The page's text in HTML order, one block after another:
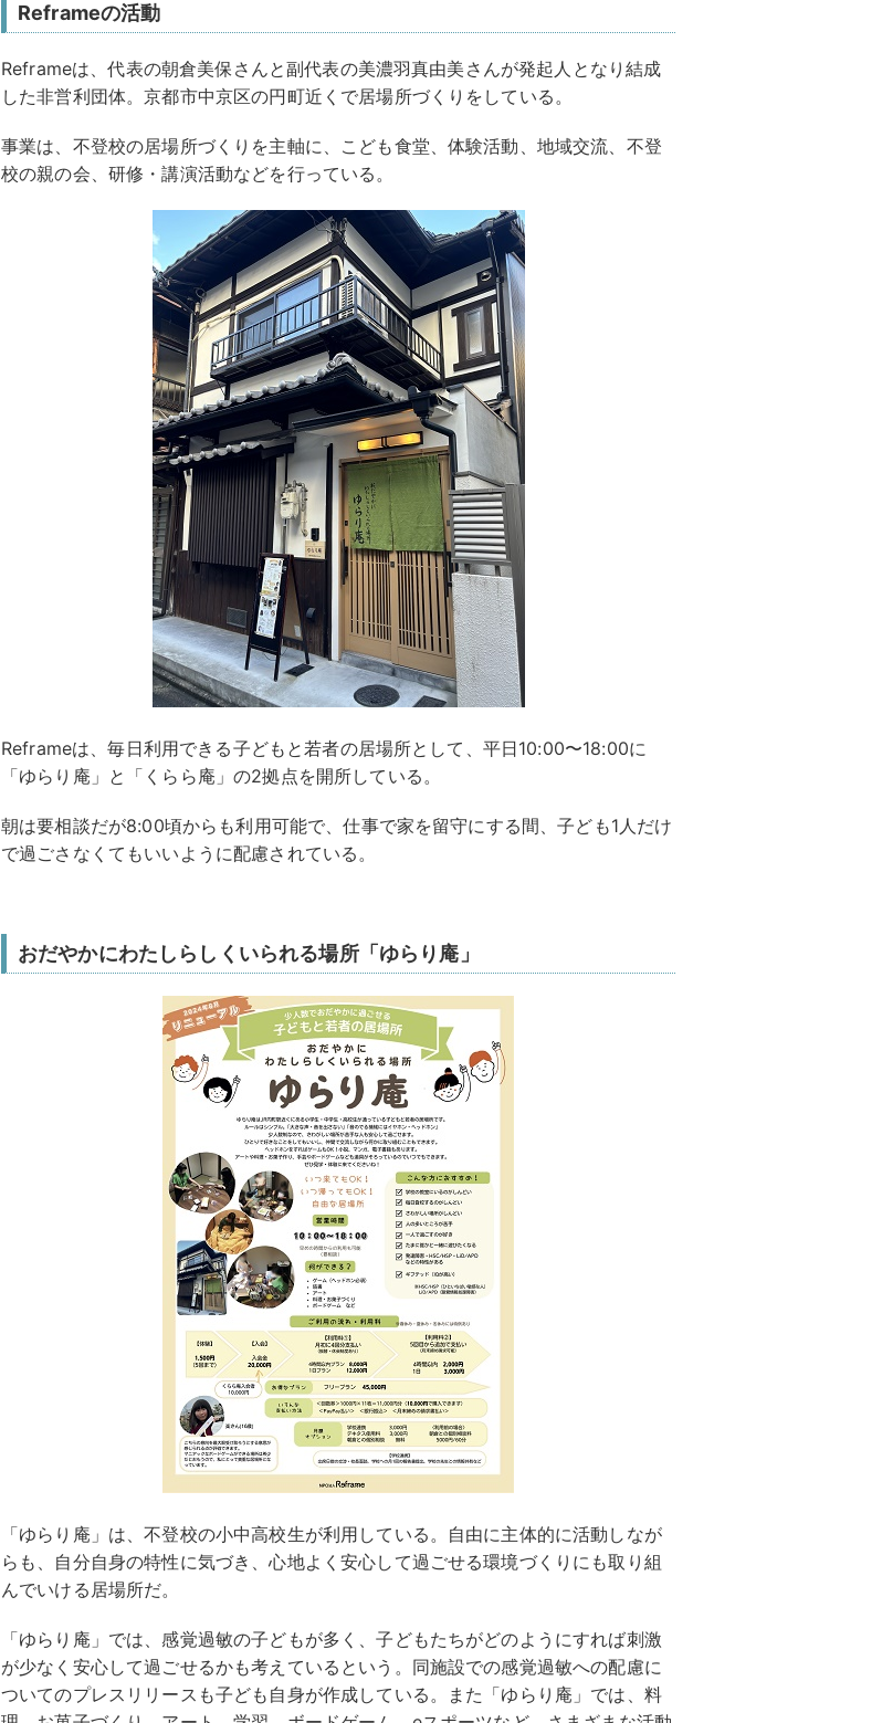
Reframeの活動
Reframeは、代表の朝倉美保さんと副代表の美濃羽真由美さんが発起人となり結成
した非営利団体。京都市中京区の円町近くで居場所づくりをしている。
事業は、不登校の居場所づくりを主軸に、こども食堂、体験活動、地域交流、不登
校の親の会、研修・講演活動などを行っている。
Reframeは、毎日利用できる子どもと若者の居場所として、平日10:00〜18:00に
「ゆらり庵」と「くらら庵」の2拠点を開所している。
朝は要相談だが8:00頃からも利用可能で、仕事で家を留守にする間、子ども1人だけ
で過ごさなくてもいいように配慮されている。
おだやかにわたしらしくいられる場所「ゆらり庵」
「ゆらり庵」は、不登校の小中高校生が利用している。自由に主体的に活動しなが
らも、自分自身の特性に気づき、心地よく安心して過ごせる環境づくりにも取り組
んでいける居場所だ。
「ゆらり庵」では、感覚過敏の子どもが多く、子どもたちがどのようにすれば刺激
が少なく安心して過ごせるかも考えているという。同施設での感覚過敏への配慮に
ついてのプレスリリースも子ども自身が作成している。また「ゆらり庵」では、料